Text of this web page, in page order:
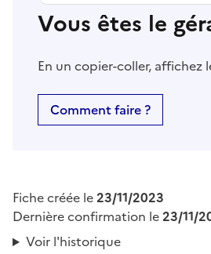
Vous êtes le
En un copier-coller,
Comment faire ?
Fiche créée le23/11/2023
Dernière confirmation le23/11/
Voir l'historique